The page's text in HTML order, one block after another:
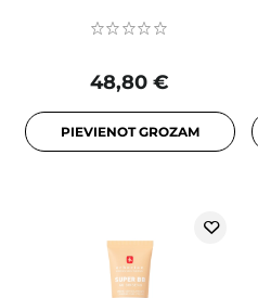
48,80 €
PIEVIENOT GROZAM